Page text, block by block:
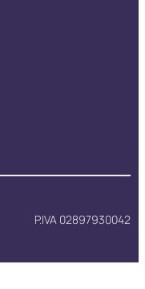
P.IVA 02897930042